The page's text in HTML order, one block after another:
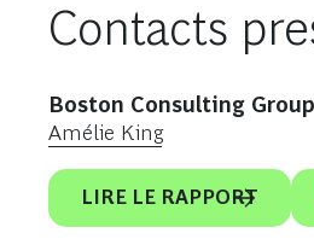
Contacts
Boston Consulting Group
Amélie King
LIRE LE RAPPORT